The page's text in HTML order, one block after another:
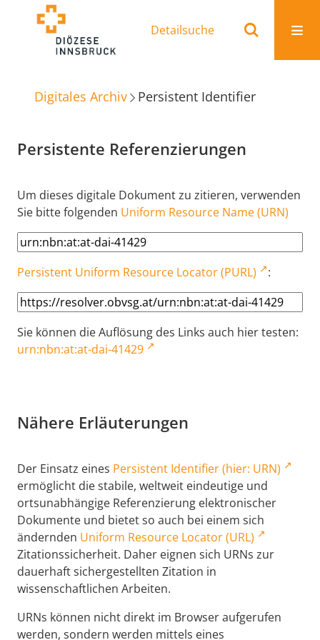
Detailsuche
Digitales Archiv Persistent Identifier
Persistente Referenzierungen
Um dieses digitale Dokument zu zitieren, verwenden
Sie bitte folgenden Uniform Resource Name (URN)
Persistent Uniform Resource Locator (PURL) :
Sie können die Auflösung des Links auch hier testen:
urn:nbn:at:at-dai-41429
Nähere Erläuterungen
Der Einsatz eines Persistent Identifier (hier: URN)
ermöglicht die stabile, weltweit eindeutige und
ortsunabhängige Referenzierung elektronischer
Dokumente und bietet so auch bei einem sich
ändernden Uniform Resource Locator (URL)
Zitationssicherheit. Daher eignen sich URNs zur
dauerhaft sichergestellten Zitation in
wissenschaftlichen Arbeiten.
URNs können nicht direkt im Browser aufgerufen
werden, sondern werden mittels eines